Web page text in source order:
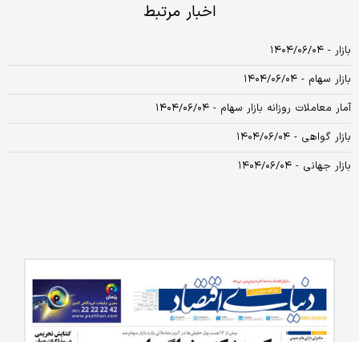
اخبار مرتبط
بازار - ۱۴۰۴/۰۶/۰۴
بازار سهام - ۱۴۰۴/۰۶/۰۴
آمار معاملات روزانه بازار سهام - ۱۴۰۴/۰۶/۰۴
بازار گواهی - ۱۴۰۴/۰۶/۰۴
بازار جهانی - ۱۴۰۴/۰۶/۰۴